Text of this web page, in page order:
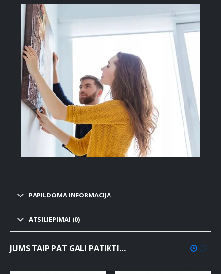
PAPILDOMA INFORMACIJA
ATSILIEPIMAI (0)
JUMS TAIP PAT GALI PATIKTI…